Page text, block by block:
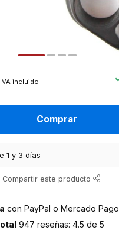
IVA incluido
Comprar
1 y 3 días
Compartir este producto
con PayPal o Mercado Pago
947 reseñas: 4.5 de 5